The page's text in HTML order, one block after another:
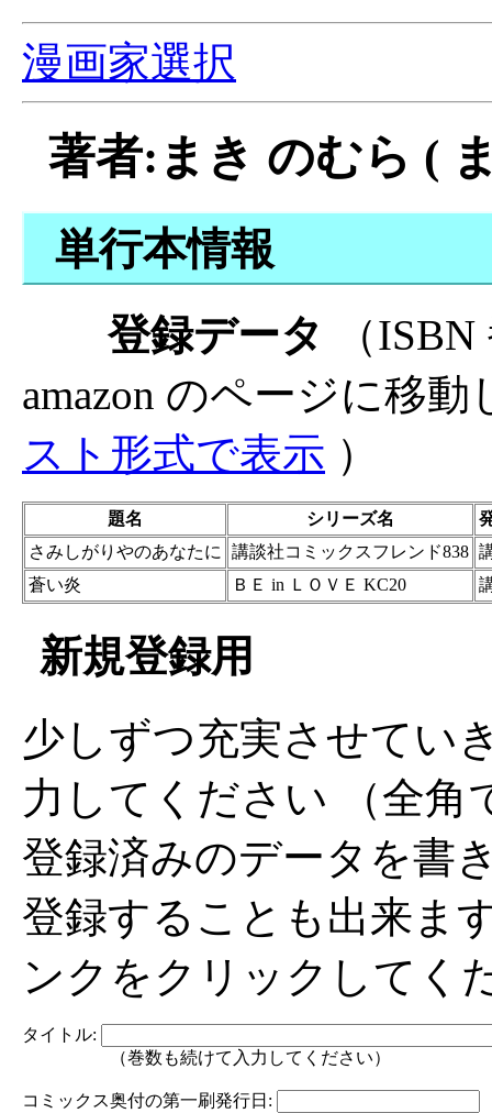
漫画家選択
著者:まき のむら (
単行本情報
登録データ
（
amazon のページに移
スト形式で表示 ）
題名 シリーズ名
さみしがりやのあなたに
講談社コミックスフレンド838
蒼い炎
ＢＥ in ＬＯＶＥ KC20
新規登録用
少しずつ充実させてい
力してください （全角
登録済みのデータを書
登録することも出来ま
ンクをクリックしてく
タイトル:
（巻数も続けて入力してください）
コミックス奥付の第一刷発行日: